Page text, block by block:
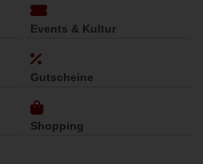
Events & Kultur
Gutscheine
Shopping